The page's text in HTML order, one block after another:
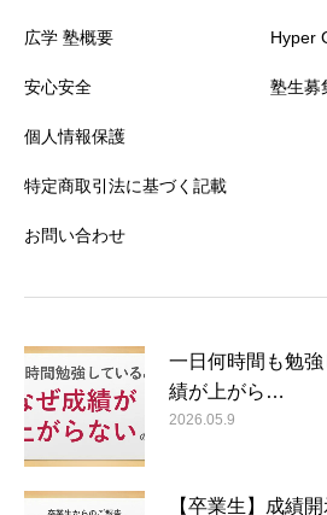
広学 塾概要
安心安全
個人情報保護
特定商取引法に基づく記載
お問い合わせ
Hyper
塾生募
一日何時間も勉
績が上がら…
2026.05.9
【卒業生】成績